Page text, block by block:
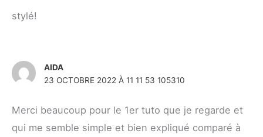
stylé!
AIDA
23 OCTOBRE 2022 À 11 11 53 105310
Merci beaucoup pour le 1er tuto que je regarde et
qui me semble simple et bien expliqué comparé à